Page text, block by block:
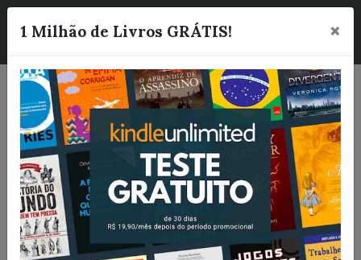
☰
1 Milhão de Livros GRÁTIS! ×